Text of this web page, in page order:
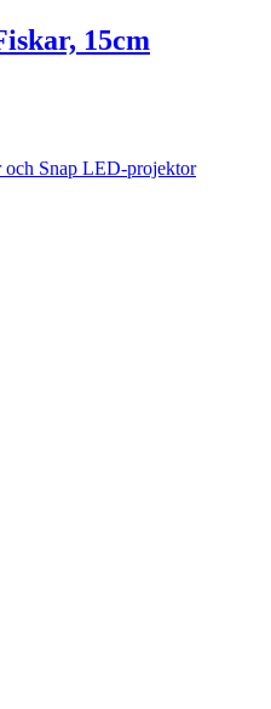
15cm
Snap LED-projektor